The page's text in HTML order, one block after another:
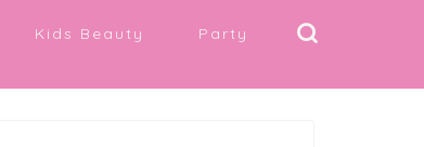
Kids Beauty Party